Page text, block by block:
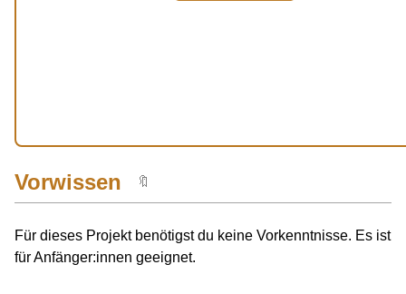
Vorwissen 🔖
Für dieses Projekt benötigst du keine Vorkenntnisse. Es ist
für Anfänger:innen geeignet.